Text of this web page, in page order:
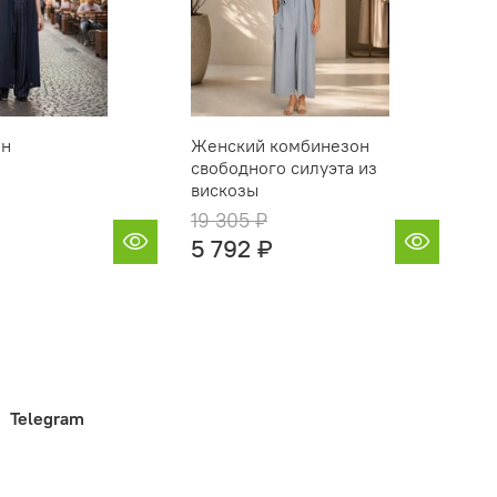
Женский комбинезон
свободного силуэта из
вискозы
19 305 ₽
5 792 ₽
Telegram